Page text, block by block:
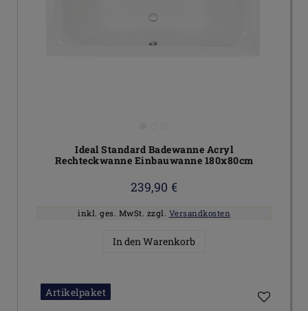
Ideal Standard Badewanne Acryl
Rechteckwanne Einbauwanne 180x80cm
239,90 €
inkl. ges. MwSt. zzgl. Versandkosten
In den Warenkorb
Artikelpaket